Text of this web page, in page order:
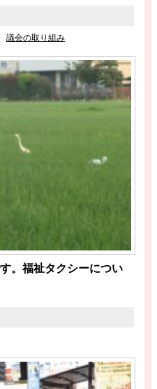
議会の取り組み
。福祉タクシーについ